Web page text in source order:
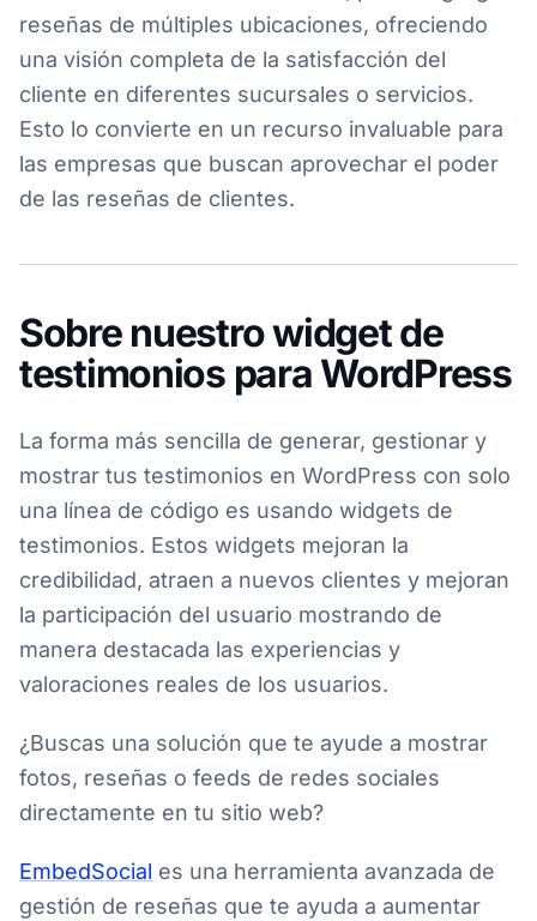
reseñas de múltiples ubicaciones, ofreciendo
una visión completa de la satisfacción del
cliente en diferentes sucursales o servicios.
Esto lo convierte en un recurso invaluable para
las empresas que buscan aprovechar el poder
de las reseñas de clientes.
Sobre nuestro widget de
testimonios para WordPress
La forma más sencilla de generar, gestionar y
mostrar tus testimonios en WordPress con solo
una línea de código es usando widgets de
testimonios. Estos widgets mejoran la
credibilidad, atraen a nuevos clientes y mejoran
la participación del usuario mostrando de
manera destacada las experiencias y
valoraciones reales de los usuarios.
¿Buscas una solución que te ayude a mostrar
fotos, reseñas o feeds de redes sociales
directamente en tu sitio web?
EmbedSocial es una herramienta avanzada de
gestión de reseñas que te ayuda a aumentar